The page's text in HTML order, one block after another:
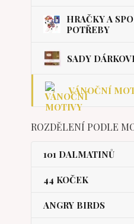
HRAČKY A
POTŘEBY
SADY
VÁNOČNÍ
ROZDĚLENÍ PODLE
101 DALMATINŮ
44 KOČEK
ANGRY BIRDS